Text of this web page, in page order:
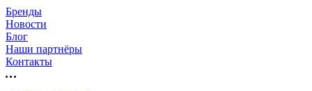
Бренды
Новости
Блог
Наши партнёры
Контакты